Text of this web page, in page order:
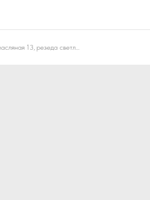
Краска масляная 13, резеда светлая, 30 мл.